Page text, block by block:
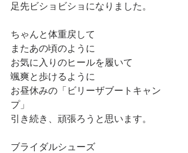
足先ビショビショになりました。
ちゃんと体重戻して
またあの頃のように
お気に入りのヒールを履いて
颯爽と歩けるように
お昼休みの「ビリーザブートキャン
プ」
引き続き、頑張ろうと思います。
ブライダルシューズ